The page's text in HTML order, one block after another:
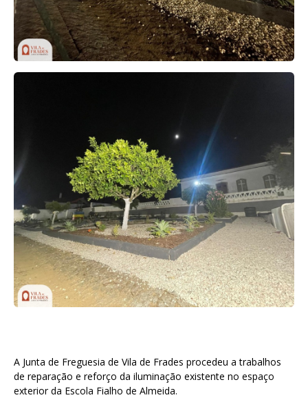
A Junta de Freguesia de Vila de Frades procedeu a trabalhos
de reparação e reforço da iluminação existente no espaço
exterior da Escola Fialho de Almeida.